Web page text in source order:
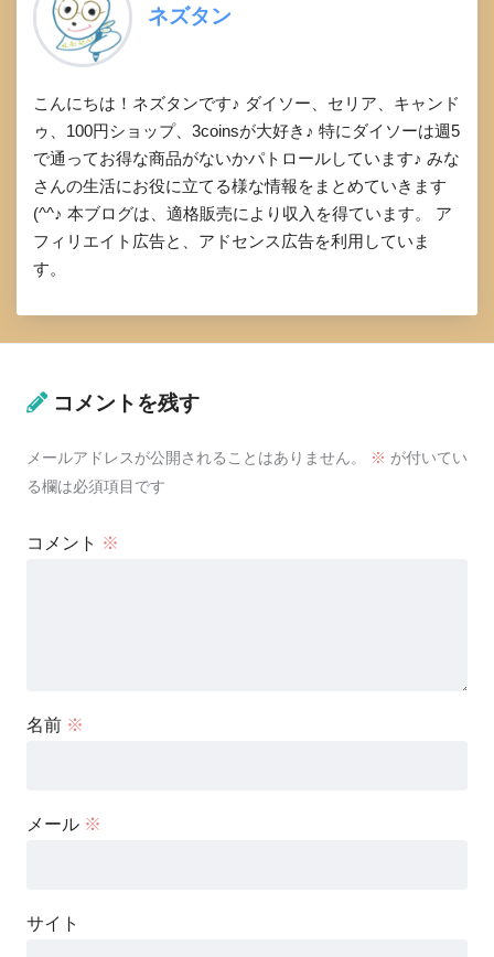
ネズタン
こんにちは！ネズタンです♪ ダイソー、セリア、キャンド
ゥ、100円ショップ、3coinsが大好き♪ 特にダイソーは週5
で通ってお得な商品がないかパトロールしています♪ みな
さんの生活にお役に立てる様な情報をまとめていきます
(^^♪ 本ブログは、適格販売により収入を得ています。 ア
フィリエイト広告と、アドセンス広告を利用していま
す。
コメントを残す
メールアドレスが公開されることはありません。 ※ が付いてい
る欄は必須項目です
コメント ※
名前 ※
メール ※
サイト